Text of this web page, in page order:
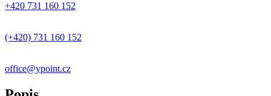
+420 731 160 152
(+420) 731 160 152
office@ypoint.cz